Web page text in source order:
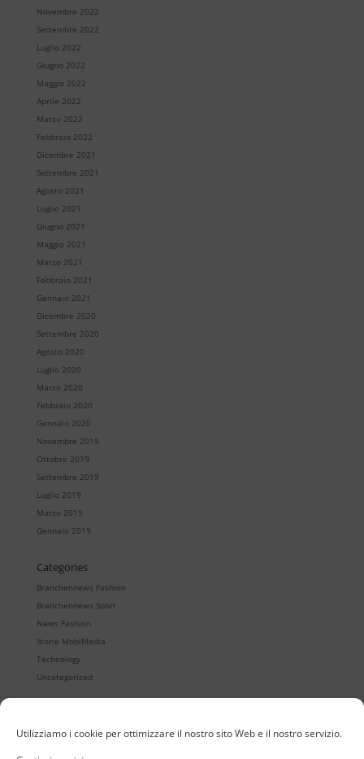
Utilizziamo i cookie per ottimizzare il nostro sito Web e il nostro servizio.
Novembre 2022
Settembre 2022
Luglio 2022
Giugno 2022
Maggio 2022
Aprile 2022
Marzo 2022
Febbraio 2022
Dicembre 2021
Settembre 2021
Agosto 2021
Luglio 2021
Giugno 2021
Maggio 2021
Marzo 2021
Febbraio 2021
Gennaio 2021
Dicembre 2020
Settembre 2020
Agosto 2020
Luglio 2020
Marzo 2020
Febbraio 2020
Gennaio 2020
Novembre 2019
Ottobre 2019
Settembre 2019
Luglio 2019
Marzo 2019
Gennaio 2019
Categories
Branchennews Fashion
Branchennews Sport
News Fashion
Storie MobiMedia
Technology
Uncategorized